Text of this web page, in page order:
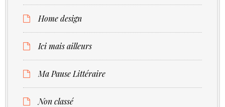
Home design
Ici mais ailleurs
Ma Pause Littéraire
Non classé